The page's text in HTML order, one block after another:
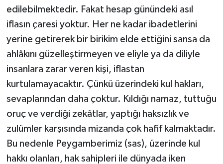
edilebilmektedir. Fakat hesap günündeki asıl
iflasın çaresi yoktur. Her ne kadar ibadetlerini
yerine getirerek bir birikim elde ettiğini sansa da
ahlâkını güzelleştirmeyen ve eliyle ya da diliyle
insanlara zarar veren kişi, iflastan
kurtulamayacaktır. Çünkü üzerindeki kul hakları,
sevaplarından daha çoktur. Kıldığı namaz, tuttuğu
oruç ve verdiği zekâtlar, yaptığı haksızlık ve
zulümler karşısında mizanda çok hafif kalmaktadır.
Bu nedenle Peygamberimiz (sas), üzerinde kul
hakkı olanları, hak sahipleri ile dünyada iken